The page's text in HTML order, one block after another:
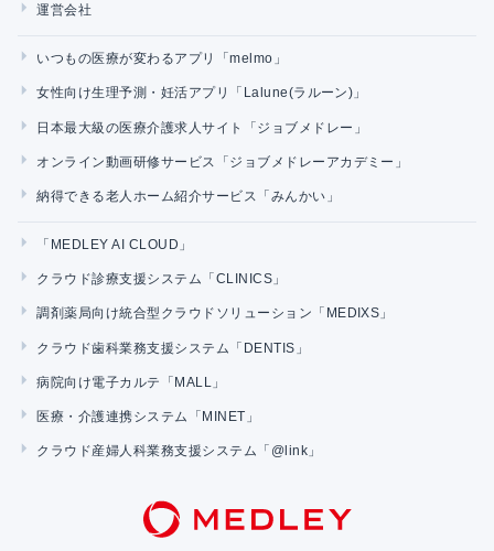
運営会社
いつもの医療が変わるアプリ「melmo」
女性向け生理予測・妊活アプリ「Lalune(ラルーン)」
日本最大級の医療介護求人サイト「ジョブメドレー」
オンライン動画研修サービス「ジョブメドレーアカデミー」
納得できる老人ホーム紹介サービス「みんかい」
「MEDLEY AI CLOUD」
クラウド診療支援システム「CLINICS」
調剤薬局向け統合型クラウドソリューション「MEDIXS」
クラウド歯科業務支援システム「DENTIS」
病院向け電子カルテ「MALL」
医療・介護連携システム「MINET」
クラウド産婦人科業務支援システム「@link」